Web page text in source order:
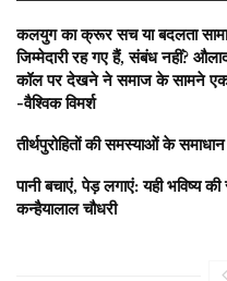
कलयुग का क्रूर सच या बदलता
जिम्मेदारी रह गए हैं, संबंध नहीं? औलाद
कॉल पर देखने ने समाज के सामने एक
-वैश्विक विमर्श
तीर्थपुरोहितों की समस्याओं के समाधान
पानी बचाएं, पेड़ लगाएं: यही
कन्हैयालाल चौधरी